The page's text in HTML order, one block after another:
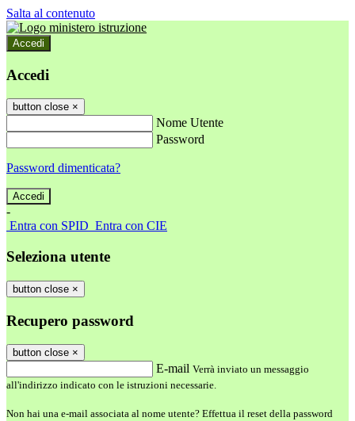
Salta al contenuto
Accedi
Accedi
button close ×
Nome Utente
Password
Password dimenticata?
-
Entra con SPID Entra con CIE
Seleziona utente
button close ×
Recupero password
button close ×
E-mail Verrà inviato un messaggio
all'indirizzo indicato con le istruzioni necessarie.
Non hai una e-mail associata al nome utente? Effettua il reset della password